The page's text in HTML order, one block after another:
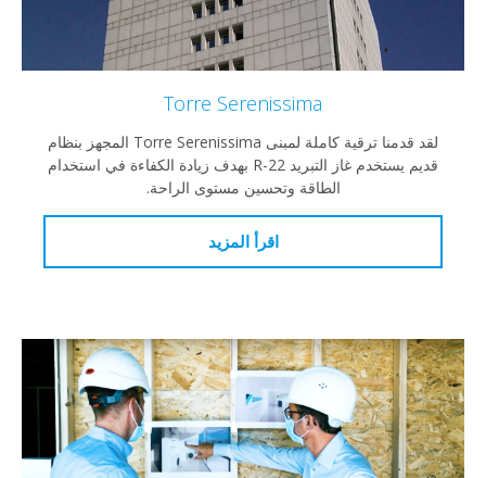
Torre Serenissima
لقد قدمنا ترقية كاملة لمبنى Torre Serenissima المجهز بنظام
قديم يستخدم غاز التبريد R-22 بهدف زيادة الكفاءة في استخدام
الطاقة وتحسين مستوى الراحة.
اقرأ المزيد